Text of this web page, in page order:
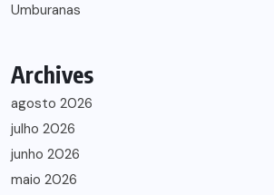
Umburanas
Archives
agosto 2026
julho 2026
junho 2026
maio 2026